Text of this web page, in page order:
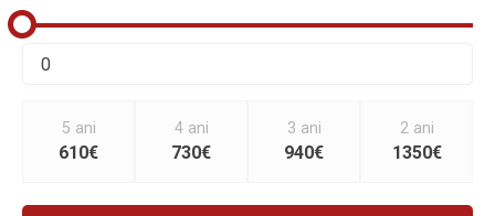
5 ani
610€
4 ani
730€
3 ani
940€
2 ani
1350€